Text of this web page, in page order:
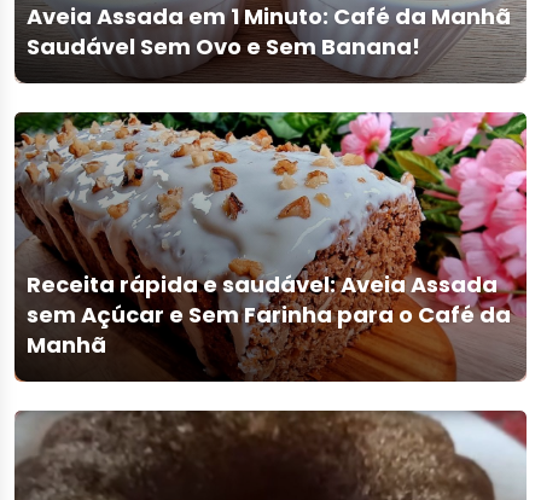
Aveia Assada em 1 Minuto: Café da Manhã
Saudável Sem Ovo e Sem Banana!
Receita rápida e saudável: Aveia Assada
sem Açúcar e Sem Farinha para o Café da
Manhã